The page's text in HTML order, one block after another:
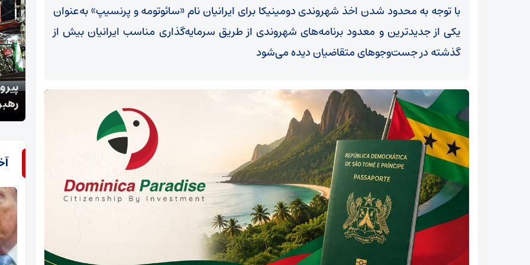
با توجه به محدود شدن اخذ شهروندی دومینیکا برای ایرانیان نام «سائوتومه و پرنسیپ» به‌عنوان
یکی از جدیدترین و معدود برنامه‌های شهروندی از طریق سرمایه‌گذاری مناسب ایرانیان بیش از
گذشته در جست‌وجوهای متقاضیان دیده می‌شود
اهتمام ویژه فراجا به رصد دقیق روندهای کشف و
پیشگیری از جرایم
پیروزی ایران در جنگ قطعی است/مقام معظم
رهبری در سلامت کامل هستند